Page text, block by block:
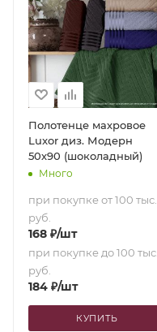
Полотенце махровое
Luxor диз. Модерн
50х90 (шоколадный)
Много
при покупке от 100 тыс.
руб.
168 ₽/шт
при покупке до 100 тыс.
руб.
184 ₽/шт
КУПИТЬ